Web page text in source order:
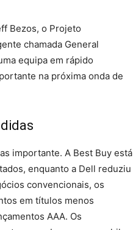
Bezos, o Projeto
chamada General
equipa em rápido
na próxima onda de
importante. A Best Buy está
enquanto a Dell reduziu
convencionais, os
em títulos menos
AAA. Os